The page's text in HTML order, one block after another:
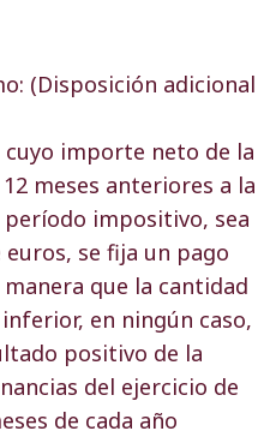
(Disposición adicional
importe neto de la
meses anteriores a la
impositivo, sea
se fija un pago
que la cantidad
en ningún caso,
positivo de la
del ejercicio de
de cada año